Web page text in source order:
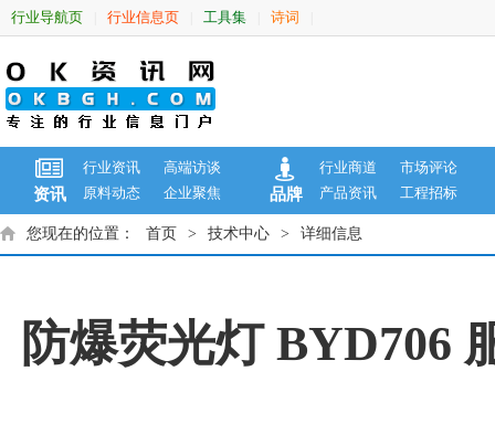
行业导航页 行业信息页 工具集 诗词
资讯
行业资讯
高端访谈
原料动态
企业聚焦 品牌
行业商道
市场评论
产品资讯
工程招标
您现在的位置： 首页 > 技术中心 > 详细信息
防爆荧光灯 BYD706